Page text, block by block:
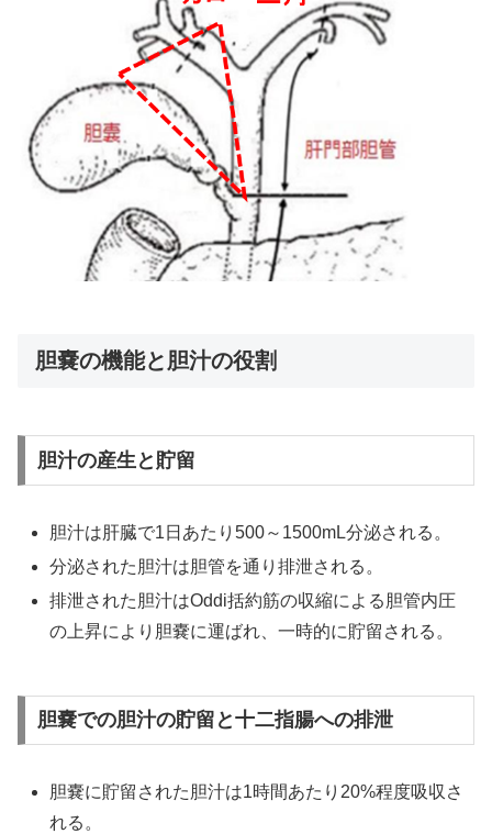
胆嚢の機能と胆汁の役割
胆汁の産生と貯留
胆汁は肝臓で1日あたり500～1500mL分泌される。
分泌された胆汁は胆管を通り排泄される。
排泄された胆汁はOddi括約筋の収縮による胆管内圧
の上昇により胆嚢に運ばれ、一時的に貯留される。
胆嚢での胆汁の貯留と十二指腸への排泄
胆嚢に貯留された胆汁は1時間あたり20%程度吸収さ
れる。